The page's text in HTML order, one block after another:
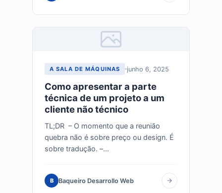
A SALA DE MÁQUINAS junho 6, 2025
Como apresentar a parte
técnica de um projeto a um
cliente não técnico
TL;DR – O momento que a reunião
quebra não é sobre preço ou design. É
sobre tradução. –...
B Baqueiro Desarrollo Web